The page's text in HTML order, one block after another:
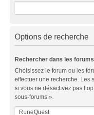
Options de recherche
Rechercher dans les
Choisissez le forum ou les
effectuer une recherche. Les
si vous ne désactivez pas
sous-forums ».